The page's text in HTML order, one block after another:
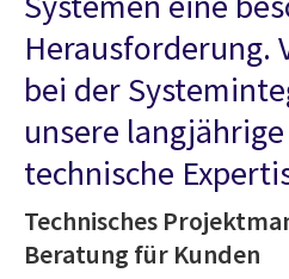
Herausforderung.
bei der
unsere
technische
Technisches
Beratung für Kunden